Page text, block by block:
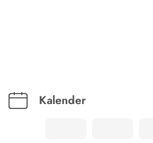
Kalender